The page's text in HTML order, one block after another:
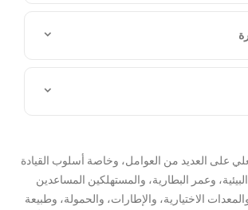
على العديد من العوامل، وخاصة أسلوب القيادة
وعمر البطارية، والمستهلكين المساعدين
الاختيارية، والإطارات، والحمولة، وطبيعة